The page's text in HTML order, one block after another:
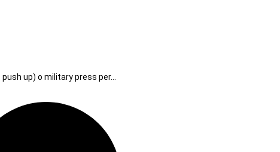
up) o military press per…